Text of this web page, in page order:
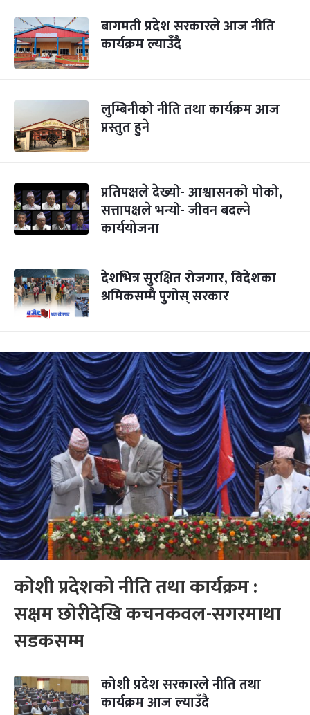
बागमती प्रदेश सरकारले आज नीति
कार्यक्रम ल्याउँदै
लुम्बिनीको नीति तथा कार्यक्रम आज
प्रस्तुत हुने
प्रतिपक्षले देख्यो- आश्वासनको पोको,
सत्तापक्षले भन्यो- जीवन बदल्ने
कार्ययोजना
देशभित्र सुरक्षित रोजगार, विदेशका
श्रमिकसम्मै पुगोस् सरकार
कोशी प्रदेशको नीति तथा कार्यक्रम :
सक्षम छाेरीदेखि कचनकवल-सगरमाथा
सडकसम्म
कोशी प्रदेश सरकारले नीति तथा
कार्यक्रम आज ल्याउँदै